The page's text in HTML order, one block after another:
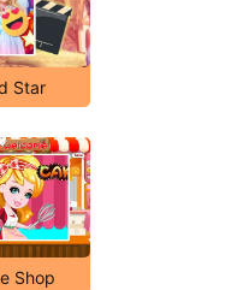
Star
Shop